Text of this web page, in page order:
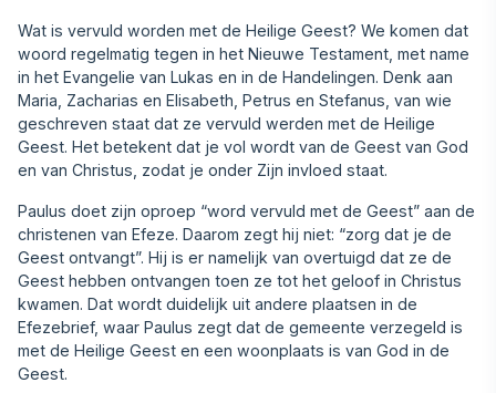
Wat is vervuld worden met de Heilige Geest? We komen dat
woord regelmatig tegen in het Nieuwe Testament, met name
in het Evangelie van Lukas en in de Handelingen. Denk aan
Maria, Zacharias en Elisabeth, Petrus en Stefanus, van wie
geschreven staat dat ze vervuld werden met de Heilige
Geest. Het betekent dat je vol wordt van de Geest van God
en van Christus, zodat je onder Zijn invloed staat.
Paulus doet zijn oproep “word vervuld met de Geest” aan de
christenen van Efeze. Daarom zegt hij niet: “zorg dat je de
Geest ontvangt”. Hij is er name‍lijk van overtuigd dat ze de
Geest hebben ontvan‍gen toen ze tot het geloof in Christus
kwamen. Dat wordt duidelijk uit andere plaatsen in de
Efezebrief, waar Paulus zegt dat de gemeente verzegeld is
met de Heilige Geest en een woonplaats is van God in de
Geest.